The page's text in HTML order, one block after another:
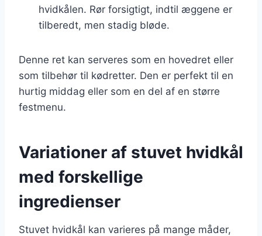
hvidkålen. Rør forsigtigt, indtil æggene er
tilberedt, men stadig bløde.
Denne ret kan serveres som en hovedret eller
som tilbehør til kødretter. Den er perfekt til en
hurtig middag eller som en del af en større
festmenu.
Variationer af stuvet hvidkål
med forskellige
ingredienser
Stuvet hvidkål kan varieres på mange måder,